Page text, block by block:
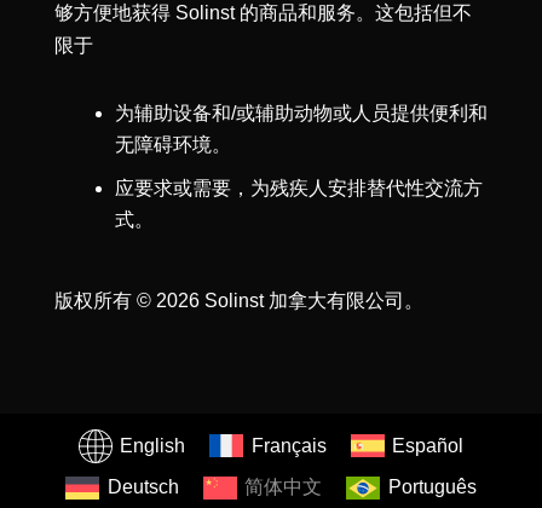
够方便地获得 Solinst 的商品和服务。这包括但不
限于
为辅助设备和/或辅助动物或人员提供便利和
无障碍环境。
应要求或需要，为残疾人安排替代性交流方
式。
版权所有 © 2026 Solinst 加拿大有限公司。
English Français Español
Deutsch 简体中文 Português